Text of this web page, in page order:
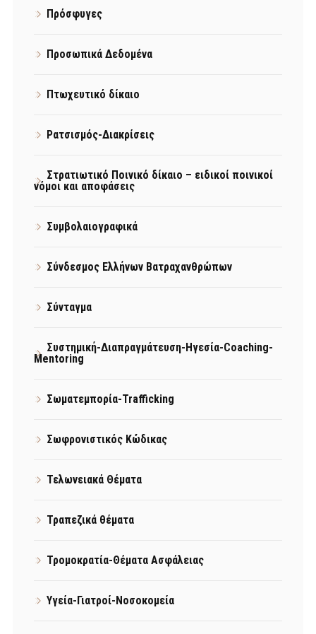
Πρόσφυγες
Προσωπικά Δεδομένα
Πτωχευτικό δίκαιο
Ρατσισμός-Διακρίσεις
Στρατιωτικό Ποινικό δίκαιο – ειδικοί ποινικοί
νόμοι και αποφάσεις
Συμβολαιογραφικά
Σύνδεσμος Ελλήνων Βατραχανθρώπων
Σύνταγμα
Συστημική-Διαπραγμάτευση-Ηγεσία-Coaching-
Mentoring
Σωματεμπορία-Trafficking
Σωφρονιστικός Κώδικας
Τελωνειακά Θέματα
Τραπεζικά θέματα
Τρομοκρατία-Θέματα Ασφάλειας
Υγεία-Γιατροί-Νοσοκομεία